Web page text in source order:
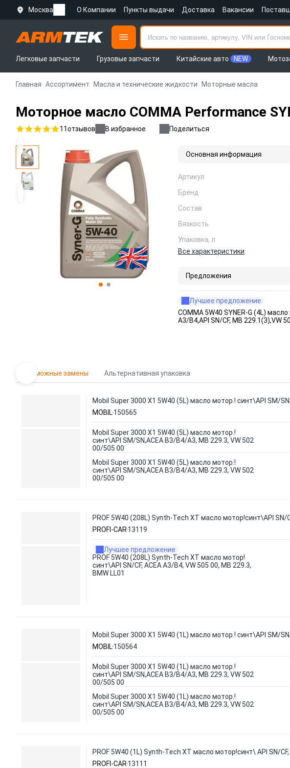
Москва О Компании Пункты выдачи Доставка Вакансии
Легковые запчасти
Грузовые запчасти Китайские авто NEW
Главная Ассортимент Масла и технические жидкости Моторные масла
Моторное масло COMMA Performance
11отзывов В избранное Поделиться
Основная информация
Артикул
Бренд
Состав
Вязкость
Упаковка, л
Все характеристики
Предложения
Лучшее предложение
COMMA 5W40 SYNER-G (4L)
A3/B4,API SN/CF, MB 229.1(3),VW
Возможные замены Альтернативная упаковка
Mobil Super 3000 X1 5W40 (5L) масло мотор.! синт\API SM/
MOBIL150565
Mobil Super 3000 X1 5W40 (5L) масло мотор.!
синт\API SM/SN,ACEA B3/B4/A3, MB 229.3, VW 502
00/505 00
Mobil Super 3000 X1 5W40 (5L) масло мотор.!
синт\API SM/SN,ACEA B3/B4/A3, MB 229.3, VW 502
00/505 00
PROF 5W40 (208L) Synth-Tech XT масло мотор!синт\API SN/
PROFI-CAR 13119
Лучшее предложение
PROF 5W40 (208L) Synth-Tech XT масло мотор!
синт\API SN/CF, ACEA A3/B4, VW 505 00, MB 229.3,
BMW LL01
Mobil Super 3000 X1 5W40 (1L) масло мотор.! синт\API SM/
MOBIL150564
Mobil Super 3000 X1 5W40 (1L) масло мотор.!
синт\API SM/SN,ACEA B3/B4/A3, MB 229.3, VW 502
00/505 00
Mobil Super 3000 X1 5W40 (1L) масло мотор.!
синт\API SM/SN,ACEA B3/B4/A3, MB 229.3, VW 502
00/505 00
PROF 5W40 (1L) Synth-Tech XT масло мотор!синт\ API SN/
PROFI-CAR 13111